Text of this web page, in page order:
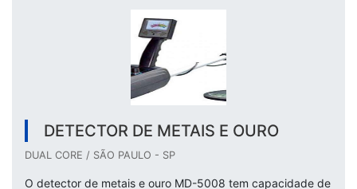
DETECTOR DE METAIS E OURO
DUAL CORE / SÃO PAULO - SP
O detector de metais e ouro MD-5008 tem capacidade de